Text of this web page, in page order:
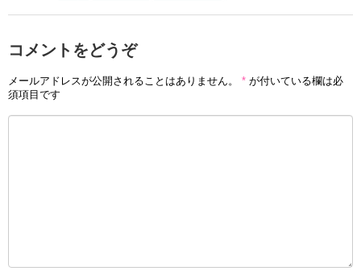
コメントをどうぞ
メールアドレスが公開されることはありません。 * が付いている欄は必
須項目です